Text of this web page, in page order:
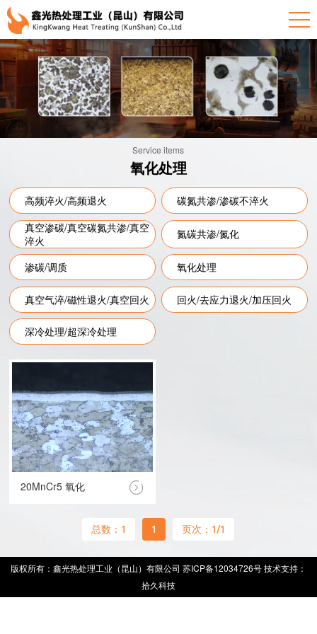
Service items
氧化处理
高频淬火/高频退火
碳氮共渗/渗碳不淬火
真空渗碳/真空碳氮共渗/真空
淬火
氮碳共渗/氮化
渗碳/调质 氧化处理
真空气淬/磁性退火/真空回火 回火/去应力退火/加压回火
深冷处理/超深冷处理
20MnCr5 氧化
总数：1 1 页次：1/1
版权所有：鑫光热处理工业（昆山）有限公司 苏ICP备12034726号技术支持：
拾久科技